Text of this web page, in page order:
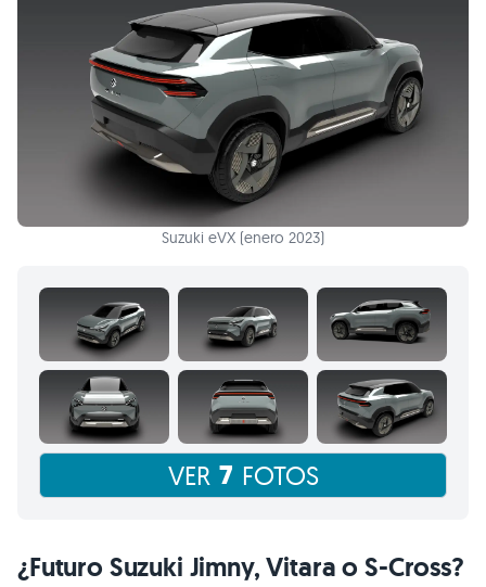
Suzuki eVX (enero 2023)
VER 7 FOTOS
¿Futuro Suzuki Jimny, Vitara o S-Cross?